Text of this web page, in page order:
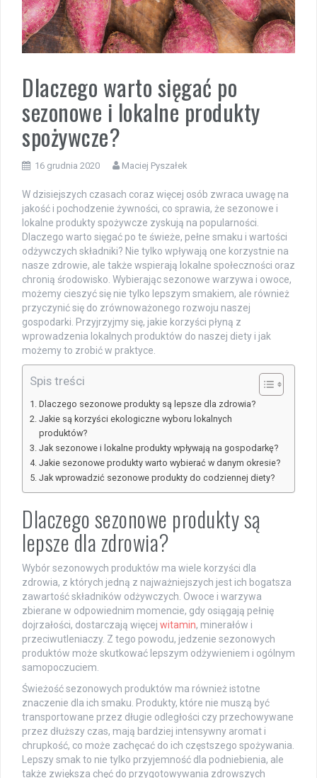
Dlaczego warto sięgać po
sezonowe i lokalne produkty
spożywcze?
16 grudnia 2020 Maciej Pyszałek
W dzisiejszych czasach coraz więcej osób zwraca uwagę na
jakość i pochodzenie żywności, co sprawia, że sezonowe i
lokalne produkty spożywcze zyskują na popularności.
Dlaczego warto sięgać po te świeże, pełne smaku i wartości
odżywczych składniki? Nie tylko wpływają one korzystnie na
nasze zdrowie, ale także wspierają lokalne społeczności oraz
chronią środowisko. Wybierając sezonowe warzywa i owoce,
możemy cieszyć się nie tylko lepszym smakiem, ale również
przyczynić się do zrównoważonego rozwoju naszej
gospodarki. Przyjrzyjmy się, jakie korzyści płyną z
wprowadzenia lokalnych produktów do naszej diety i jak
możemy to zrobić w praktyce.
Spis treści
Dlaczego sezonowe produkty są lepsze dla zdrowia?
Jakie są korzyści ekologiczne wyboru lokalnych
produktów?
Jak sezonowe i lokalne produkty wpływają na gospodarkę?
Jakie sezonowe produkty warto wybierać w danym okresie?
Jak wprowadzić sezonowe produkty do codziennej diety?
Dlaczego sezonowe produkty są
lepsze dla zdrowia?
Wybór sezonowych produktów ma wiele korzyści dla
zdrowia, z których jedną z najważniejszych jest ich bogatsza
zawartość składników odżywczych. Owoce i warzywa
zbierane w odpowiednim momencie, gdy osiągają pełnię
dojrzałości, dostarczają więcej witamin, minerałów i
przeciwutleniaczy. Z tego powodu, jedzenie sezonowych
produktów może skutkować lepszym odżywieniem i ogólnym
samopoczuciem.
Świeżość sezonowych produktów ma również istotne
znaczenie dla ich smaku. Produkty, które nie muszą być
transportowane przez długie odległości czy przechowywane
przez dłuższy czas, mają bardziej intensywny aromat i
chrupkość, co może zachęcać do ich częstszego spożywania.
Lepszy smak to nie tylko przyjemność dla podniebienia, ale
także zwiększa chęć do przygotowywania zdrowszych